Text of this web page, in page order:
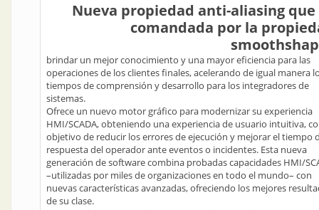
Nueva propiedad anti-aliasing que
comandada por la
brindar un mejor conocimiento y una mayor eficiencia para las
operaciones de los clientes finales, acelerando de igual manera
tiempos de comprensión y desarrollo para los integradores de
sistemas.
Ofrece un nuevo motor gráfico para modernizar su experiencia
HMI/SCADA, obteniendo una experiencia de usuario intuitiva,
objetivo de reducir los errores de ejecución y mejorar el tiempo
respuesta del operador ante eventos o incidentes. Esta nueva
generación de software combina probadas capacidades HMI/
–utilizadas por miles de organizaciones en todo el mundo– con
nuevas características avanzadas, ofreciendo los mejores
de su clase.